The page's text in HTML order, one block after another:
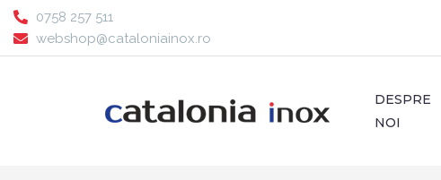
0758 257 511
webshop@cataloniainox.ro
DESPRE
NOI